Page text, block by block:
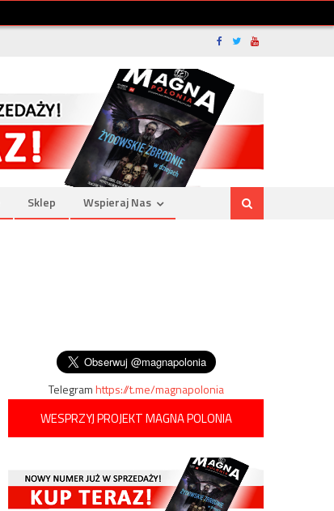
Sklep Wspieraj Nas
Telegramhttps://t.me/magnapolonia
WESPRZYJ PROJEKT MAGNA POLONIA